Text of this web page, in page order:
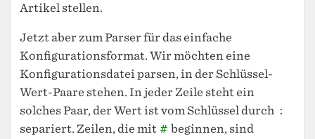
Artikel stellen.
Jetzt aber zum Parser für das einfache
Konfigurationsformat. Wir möchten eine
Konfigurationsdatei parsen, in der Schlüssel-
Wert-Paare stehen. In jeder Zeile steht ein
solches Paar, der Wert ist vom Schlüssel durch :
separiert. Zeilen, die mit # beginnen, sind